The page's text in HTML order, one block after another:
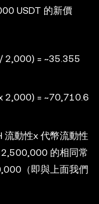
USDT 的新價
2,000) = ~35.355
2,000) = ~70,710.6
流動性x 代幣流動性
的相同常
（即與上面我們